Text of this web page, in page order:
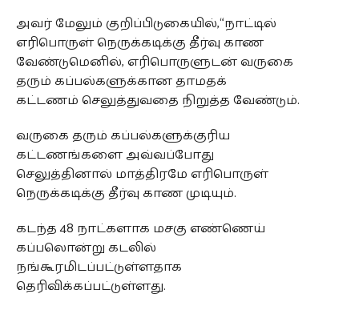
அவர் மேலும் குறிப்பிடுகையில்,“நாட்டில்
எரிபொருள் நெருக்கடிக்கு தீர்வு காண
வேண்டுமெனில், எரிபொருளுடன் வருகை
தரும் கப்பல்களுக்கான தாமதக்
கட்டணம் செலுத்துவதை நிறுத்த வேண்டும்.
வருகை தரும் கப்பல்களுக்குரிய
கட்டணங்களை அவ்வப்போது
செலுத்தினால் மாத்திரமே எரிபொருள்
நெருக்கடிக்கு தீர்வு காண முடியும்.
கடந்த 48 நாட்களாக மசகு எண்ணெய்
கப்பலொன்று கடலில்
நங்கூரமிடப்பட்டுள்ளதாக
தெரிவிக்கப்பட்டுள்ளது.